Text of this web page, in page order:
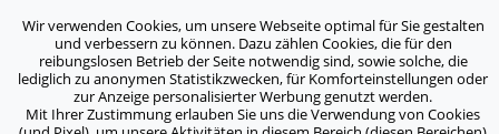
ASB Bonn/Rhein-Sieg/Eifel e.V.
bewegt Menschen
Home / Archiv /
Wir verwenden Cookies, um unsere Webseite optimal für Sie gestalten
und verbessern zu können. Dazu zählen Cookies, die für den
reibungslosen Betrieb der Seite notwendig sind, sowie solche, die
lediglich zu anonymen Statistikzwecken, für Komforteinstellungen oder
zur Anzeige personalisierter Werbung genutzt werden.
Mit Ihrer Zustimmung erlauben Sie uns die Verwendung von Cookies